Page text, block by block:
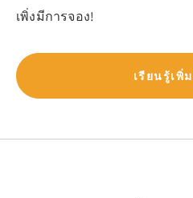
เพิ่งมีการจอง!
เรียนรู้เพิ่